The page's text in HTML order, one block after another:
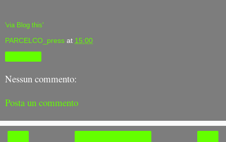
'via Blog this'
PARCELCO_press at 15:00
Nessun commento:
Posta un commento